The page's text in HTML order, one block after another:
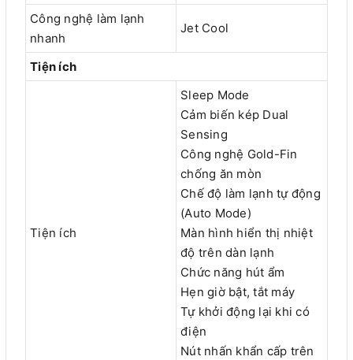
Công nghệ làm lạnh
nhanh
Jet Cool
Tiện ích
Tiện ích
Sleep Mode
Cảm biến kép Dual
Sensing
Công nghệ Gold-Fin
chống ăn mòn
Chế độ làm lạnh tự động
(Auto Mode)
Màn hình hiển thị nhiệt
độ trên dàn lạnh
Chức năng hút ẩm
Hẹn giờ bật, tắt máy
Tự khởi động lại khi có
điện
Nút nhấn khẩn cấp trên